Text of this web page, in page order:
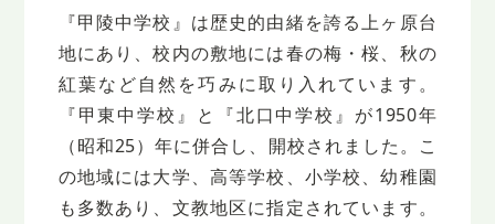
『甲陵中学校』は歴史的由緒を誇る上ヶ原台
地にあり、校内の敷地には春の梅・桜、秋の
紅葉など自然を巧みに取り入れています。
『甲東中学校』と『北口中学校』が1950年
（昭和25）年に併合し、開校されました。こ
の地域には大学、高等学校、小学校、幼稚園
も多数あり、文教地区に指定されています。